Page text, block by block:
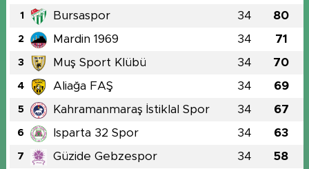
1 Bursaspor 34 80
2 Mardin 1969 34 71
3 Muş Sport Klübü 34 70
4 Aliağa FAŞ 34 69
5 Kahramanmaraş İstiklal Spor 34 67
6 Isparta 32 Spor 34 63
7 Güzide Gebzespor 34 58